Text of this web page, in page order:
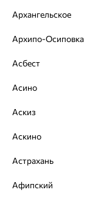
Каталог
Акции
Архангельское
Архипо-Осиповка
Асбест
Асино
Аскиз
Аскино
Астрахань
Афипский